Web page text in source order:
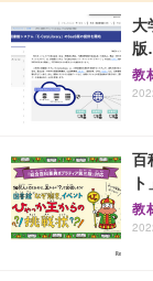
大
版
教
百
教